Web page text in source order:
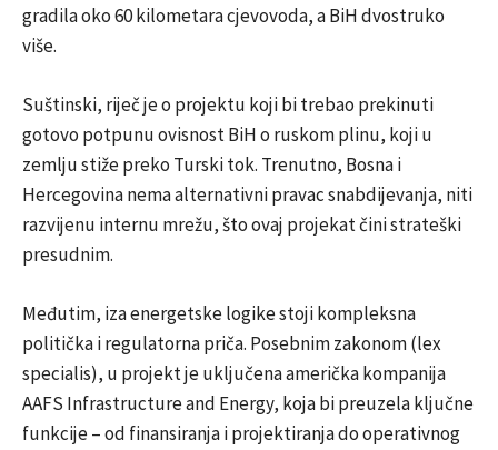
gradila oko 60 kilometara cjevovoda, a BiH dvostruko
više.
Suštinski, riječ je o projektu koji bi trebao prekinuti
gotovo potpunu ovisnost BiH o ruskom plinu, koji u
zemlju stiže preko Turski tok. Trenutno, Bosna i
Hercegovina nema alternativni pravac snabdijevanja, niti
razvijenu internu mrežu, što ovaj projekat čini strateški
presudnim.
Međutim, iza energetske logike stoji kompleksna
politička i regulatorna priča. Posebnim zakonom (lex
specialis), u projekt je uključena američka kompanija
AAFS Infrastructure and Energy, koja bi preuzela ključne
funkcije – od finansiranja i projektiranja do operativnog